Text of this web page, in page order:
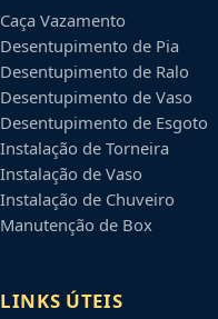
Caça Vazamento
Desentupimento de Pia
Desentupimento de Ralo
Desentupimento de Vaso
Desentupimento de Esgoto
Instalação de Torneira
Instalação de Vaso
Instalação de Chuveiro
Manutenção de Box
LINKS ÚTEIS